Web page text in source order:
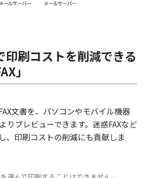
印刷コストを削減できる
」
文書を、パソコンやモバイル機器
りプレビューできます。迷惑FAXなど
、印刷コストの削減にも貢献しま